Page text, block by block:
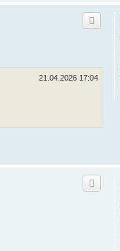
21.04.2026 17:04